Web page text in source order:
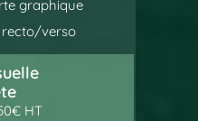
graphique
verso
HT